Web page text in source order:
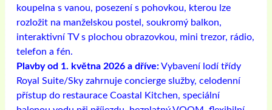
koupelna s vanou, posezení s pohovkou, kterou lze
rozložit na manželskou postel, soukromý balkon,
interaktivní TV s plochou obrazovkou, mini trezor, rádio,
telefon a fén.
Plavby od 1. května 2026 a dříve:Vybavení lodí třídy
Royal Suite/Sky zahrnuje concierge služby, celodenní
přístup do restaurace Coastal Kitchen, speciální